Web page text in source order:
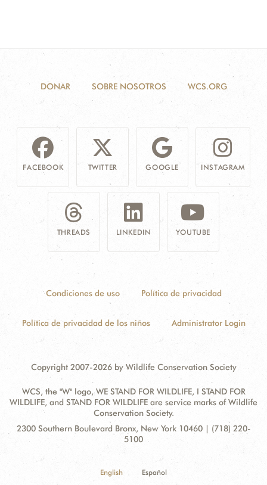
DONAR SOBRE NOSOTROS WCS.ORG
FACEBOOK TWITTER GOOGLE INSTAGRAM
THREADS LINKEDIN YOUTUBE
Condiciones de uso Política de privacidad
Política de privacidad de los niños Administrator Login
Copyright 2007-2026 by Wildlife Conservation Society
WCS, the "W" logo, WE STAND FOR WILDLIFE, I STAND FOR
WILDLIFE, and STAND FOR WILDLIFE are service marks of Wildlife
Conservation Society.
Contact
Address:
2300 Southern Boulevard Bronx, New York 10460 | (718) 220-
5100
English Español